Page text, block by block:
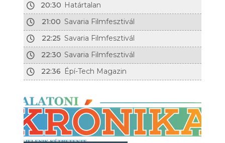
20:30 Határtalan
21:00 Savaria Filmfesztivál
22:25 Savaria Filmfesztivál
22:30 Savaria Filmfesztivál
22:36 Épí-Tech Magazin